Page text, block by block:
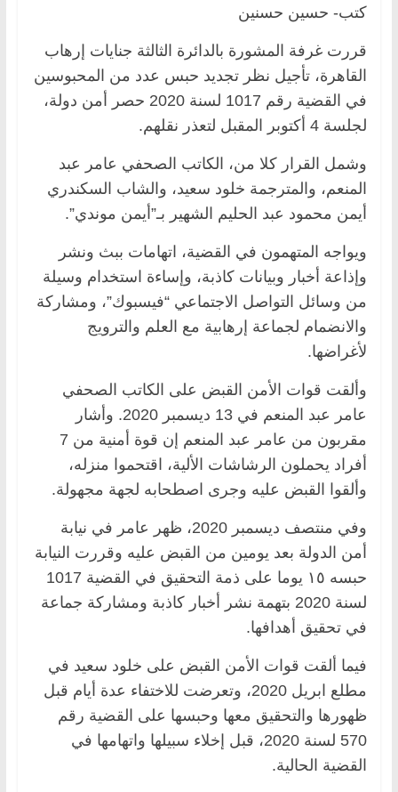
كتب- حسين حسنين
قررت غرفة المشورة بالدائرة الثالثة جنايات إرهاب
القاهرة، تأجيل نظر تجديد حبس عدد من المحبوسين
في القضية رقم 1017 لسنة 2020 حصر أمن دولة،
لجلسة 4 أكتوبر المقبل لتعذر نقلهم.
وشمل القرار كلا من، الكاتب الصحفي عامر عبد
المنعم، والمترجمة خلود سعيد، والشاب السكندري
أيمن محمود عبد الحليم الشهير بـ”أيمن موندي”.
ويواجه المتهمون في القضية، اتهامات ببث ونشر
وإذاعة أخبار وبيانات كاذبة، وإساءة استخدام وسيلة
من وسائل التواصل الاجتماعي “فيسبوك”، ومشاركة
والانضمام لجماعة إرهابية مع العلم والترويج
لأغراضها.
وألقت قوات الأمن القبض على الكاتب الصحفي
عامر عبد المنعم في 13 ديسمبر 2020. وأشار
مقربون من عامر عبد المنعم إن قوة أمنية من 7
أفراد يحملون الرشاشات الألية، اقتحموا منزله،
وألقوا القبض عليه وجرى اصطحابه لجهة مجهولة.
وفي منتصف ديسمبر 2020، ظهر عامر في نيابة
أمن الدولة بعد يومين من القبض عليه وقررت النيابة
حبسه ١٥ يوما على ذمة التحقيق في القضية 1017
لسنة 2020 بتهمة نشر أخبار كاذبة ومشاركة جماعة
في تحقيق أهدافها.
فيما ألقت قوات الأمن القبض على خلود سعيد في
مطلع ابريل 2020، وتعرضت للاختفاء عدة أيام قبل
ظهورها والتحقيق معها وحبسها على القضية رقم
570 لسنة 2020، قبل إخلاء سبيلها واتهامها في
القضية الحالية.